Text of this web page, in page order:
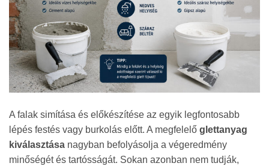
A falak simítása és előkészítése az egyik legfontosabb
lépés festés vagy burkolás előtt. A megfelelő glettanyag
kiválasztása nagyban befolyásolja a végeredmény
minőségét és tartósságát. Sokan azonban nem tudják,